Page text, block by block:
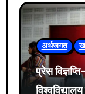
अर्थजगत
प्रेस